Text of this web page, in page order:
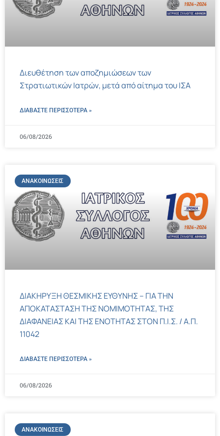
Διευθέτηση των αποζημιώσεων των
Στρατιωτικών Ιατρών, μετά από αίτημα του ΙΣΑ
ΔΙΑΒΑΣΤΕ ΠΕΡΙΣΣΌΤΕΡΑ »
06/08/2026
ΑΝΑΚΟΙΝΏΣΕΙΣ
ΔΙΑΚΗΡΥΞΗ ΘΕΣΜΙΚΗΣ ΕΥΘΥΝΗΣ – ΓΙΑ ΤΗΝ
ΑΠΟΚΑΤΑΣΤΑΣΗ ΤΗΣ ΝΟΜΙΜΟΤΗΤΑΣ, ΤΗΣ
ΔΙΑΦΑΝΕΙΑΣ ΚΑΙ ΤΗΣ ΕΝΟΤΗΤΑΣ ΣΤΟΝ Π.Ι.Σ. / Α.Π.
11042
ΔΙΑΒΑΣΤΕ ΠΕΡΙΣΣΌΤΕΡΑ »
06/08/2026
ΑΝΑΚΟΙΝΏΣΕΙΣ